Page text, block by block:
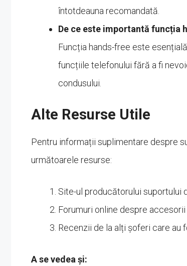
întotdeauna recomandată.
De ce este importantă funcția
Funcția hands-free este
funcțiile telefonului fără a fi
condusului.
Alte Resurse Utile
Pentru informații suplimentare despre
următoarele resurse:
Site-ul producătorului suportului
Forumuri online despre accesorii
Recenzii de la alți șoferi care au
A se vedea și: